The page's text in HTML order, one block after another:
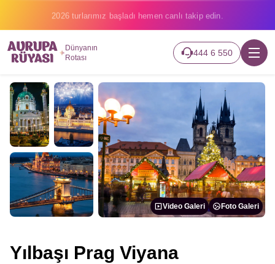
2026 turlarımız başladı hemen canlı takip edin.
Dünyanın
Rotası
444 6 550
Video Galeri Foto Galeri
Yılbaşı Prag Viyana